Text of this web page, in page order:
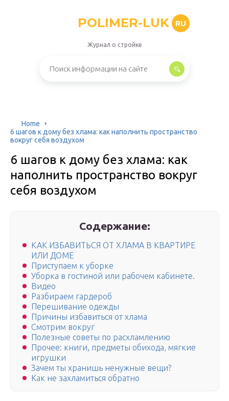
POLIMER-LUK RU
Журнал о стройке
Home
6 шагов к дому без хлама: как наполнить пространство
вокруг себя воздухом
6 шагов к дому без хлама: как
наполнить пространство вокруг
себя воздухом
Содержание:
КАК ИЗБАВИТЬСЯ ОТ ХЛАМА В КВАРТИРЕ
ИЛИ ДОМЕ
Приступаем к уборке
Уборка в гостиной или рабочем кабинете.
Видео
Разбираем гардероб
Перешивание одежды
Причины избавиться от хлама
Смотрим вокруг
Полезные советы по расхламлению
Прочее: книги, предметы обихода, мягкие
игрушки
Зачем ты хранишь ненужные вещи?
Как не захламиться обратно